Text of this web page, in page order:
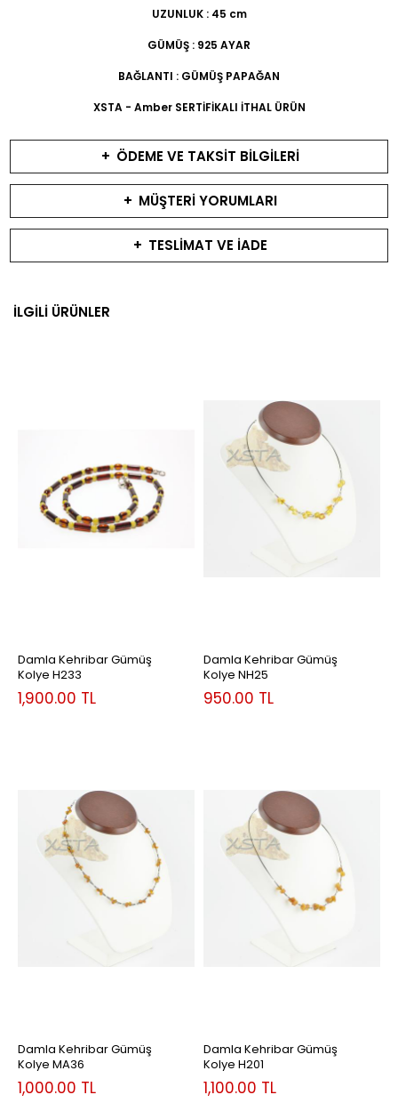
UZUNLUK : 45 cm
GÜMÜŞ : 925 AYAR
BAĞLANTI : GÜMÜŞ PAPAĞAN
XSTA - Amber SERTİFİKALI İTHAL ÜRÜN
+ ÖDEME VE TAKSİT BİLGİLERİ
+ MÜŞTERİ YORUMLARI
+ TESLİMAT VE İADE
İLGİLİ ÜRÜNLER
Damla Kehribar Gümüş
Kolye H233
1,900.00 TL
Damla Kehribar Gümüş
Kolye NH25
950.00 TL
Damla Kehribar Gümüş
Kolye MA36
1,000.00 TL
Damla Kehribar Gümüş
Kolye H201
1,100.00 TL